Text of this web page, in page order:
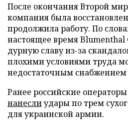
После окончания Второй
компания была
продолжила работу. По
настоящее время Blumenthal
дурную славу из-за
плохими условиями труда
недостаточным
Ранее российские
нанеслиудары по трем
для украинской армии.